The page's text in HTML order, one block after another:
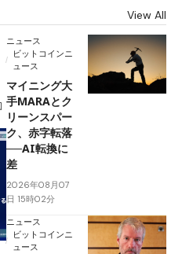
View All
ニュース
ビットコインニ
ュース
マイニング大
手MARAとク
リーンスパー
ク、赤字転落
──AI転換に
差
2026年08月07
日 15時02分
ニュース
ビットコインニ
ュース